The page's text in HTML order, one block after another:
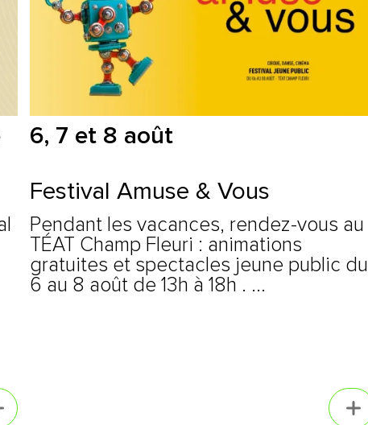
6, 7 et 8 août
Festival Amuse & Vous
Pendant les vacances, rendez-vous au
TÉAT Champ Fleuri : animations
gratuites et spectacles jeune public du
6 au 8 août de 13h à 18h . ...